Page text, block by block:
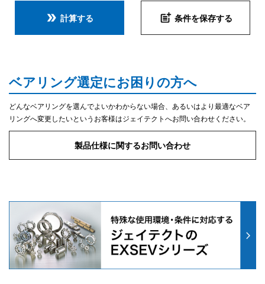
double_arrow 計算する post_add 条件を保存する
ベアリング選定にお困りの方へ
どんなベアリングを選んでよいかわからない場合、あるいはより最適なベア
リングへ変更したいというお客様はジェイテクトへお問い合わせください。
製品仕様に関するお問い合わせ